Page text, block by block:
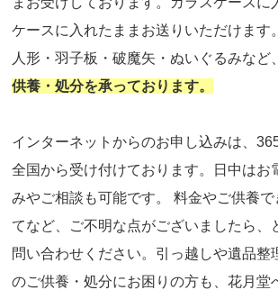
ケースに入れたままお送りいただけます
人形・羽子板・破魔矢・ぬいぐるみなど、
供養・処分を承っております。
インターネットからのお申し込みは、
全国から受け付けております。日中はお
みやご相談も可能です。 料金やご供養
てなど、ご不明な点がございましたら、
問い合わせください。引っ越しや遺品整
のご供養・処分にお困りの方も、花月堂